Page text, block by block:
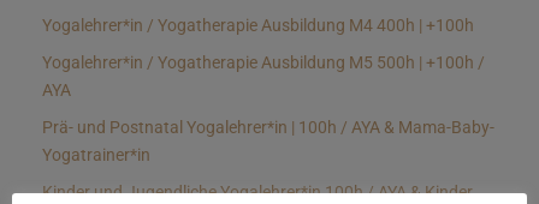
Yogalehrer*in / Yogatherapie Ausbildung M4 400h | +100h
Yogalehrer*in / Yogatherapie Ausbildung M5 500h | +100h /
AYA
Prä- und Postnatal Yogalehrer*in | 100h / AYA & Mama-Baby-
Yogatrainer*in
Kinder und Jugendliche Yogalehrer*in 100h / AYA & Kinder